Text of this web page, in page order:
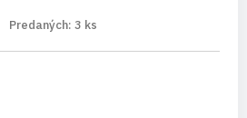
Predaných: 3 ks